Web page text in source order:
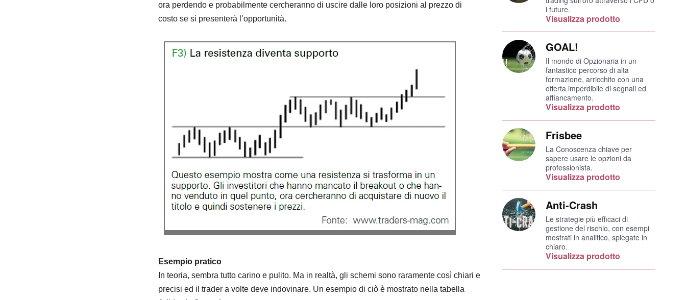
ora perdendo e probabilmente cercheranno di uscire dalle loro posizioni al prezzo di
costo se si presenterà l’opportunità.
Esempio pratico
In teoria, sembra tutto carino e pulito. Ma in realtà, gli schemi sono raramente così chiari e
precisi ed il trader a volte deve indovinare. Un esempio di ciò è mostrato nella tabella
i future.
Visualizza prodotto
GOAL!
Il mondo di Opzionaria in un
fantastico percorso di alta
formazione, arricchito con una
offerta imperdibile di segnali ed
affiancamento.
Visualizza prodotto
Frisbee
La Conoscenza chiave per
sapere usare le opzioni da
professionista.
Visualizza prodotto
Anti-Crash
Le strategie più efficaci di
gestione del rischio, con esempi
mostrati in analitico, spiegate in
chiaro.
Visualizza prodotto